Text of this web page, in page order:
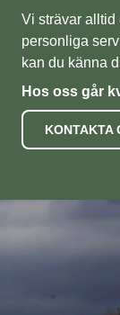
Vi strävar alltid
personliga
kan du känna
Hos oss går
KONTAKTA